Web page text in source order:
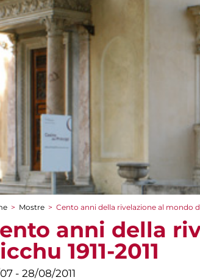
sei qui
> Mostre > Cento anni della rivelazione al mondo di
anni della
1911-2011
- 28/08/2011